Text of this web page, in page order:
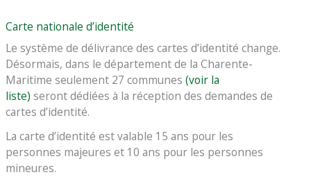
Carte nationale d’identité
Le système de délivrance des cartes d’identité change.
Désormais, dans le département de la Charente-
Maritime seulement 27 communes(voir la
liste) seront dédiées à la réception des demandes de
cartes d’identité.
La carte d’identité est valable 15 ans pour les
personnes majeures et 10 ans pour les personnes
mineures.